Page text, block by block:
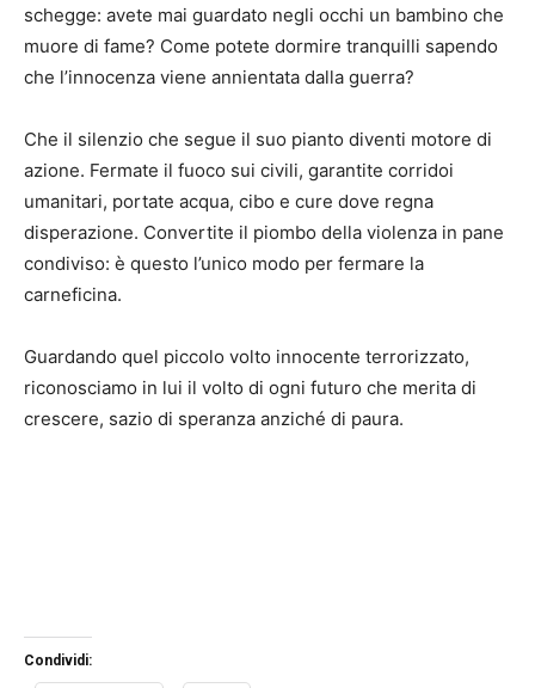
schegge: avete mai guardato negli occhi un bambino che
muore di fame? Come potete dormire tranquilli sapendo
che l’innocenza viene annientata dalla guerra?
Che il silenzio che segue il suo pianto diventi motore di
azione. Fermate il fuoco sui civili, garantite corridoi
umanitari, portate acqua, cibo e cure dove regna
disperazione. Convertite il piombo della violenza in pane
condiviso: è questo l’unico modo per fermare la
carneficina.
Guardando quel piccolo volto innocente terrorizzato,
riconosciamo in lui il volto di ogni futuro che merita di
crescere, sazio di speranza anziché di paura.
Condividi: